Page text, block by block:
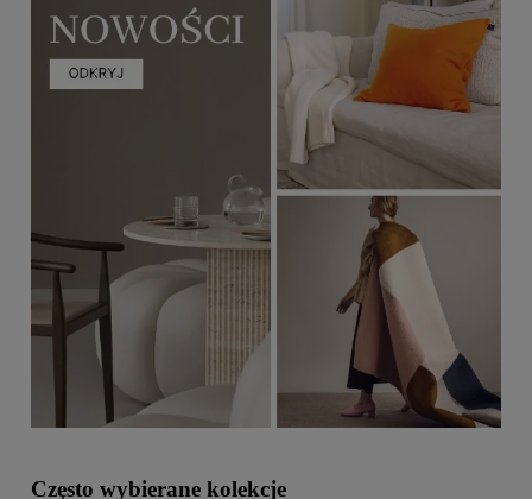
Często wybierane kolekcje